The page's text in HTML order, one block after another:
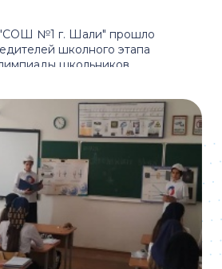
№1 г. Шали" прошло
школного этапа
школьников.